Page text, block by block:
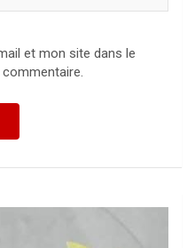
et mon site dans le